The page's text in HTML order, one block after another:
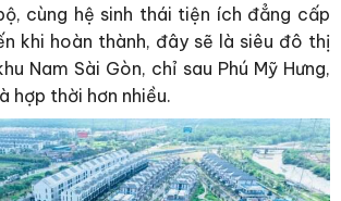
cùng hệ sinh thái tiện ích đẳng cấp
khi hoàn thành, đây sẽ là siêu đô thị
Nam Sài Gòn, chỉ sau Phú Mỹ Hưng,
hợp thời hơn nhiều.